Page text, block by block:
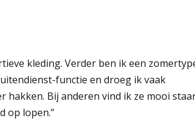
kleding. Verder ben ik een
functie en droeg ik vaak
Bij anderen vind ik ze mooi
op lopen.”